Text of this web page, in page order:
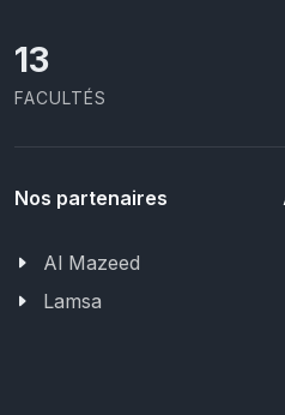
13
FACULTÉS
Nos partenaires
Al Mazeed
Lamsa